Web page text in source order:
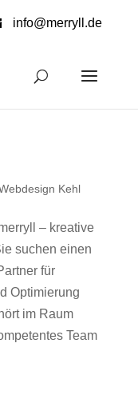
info@merryll.de
Kehl
– kreative
suchen einen
für
Optimierung
im Raum
Team